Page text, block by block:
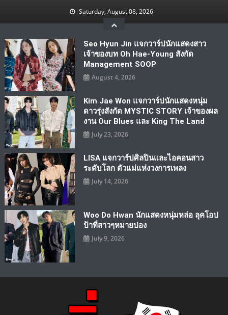
Saturday, August 08, 2026
Seo Hyun Jin แจกวาร์ปนักแสดงสาว
เจ้าของบท Oh Hae-Young สังกัด
Management SOOP
August 4, 2026
Kim Jae Won แจกวาร์ปนักแสดงหนุ่ม
ดาวรุ่งสังกัด MYSTIC STORY เจ้าของผล
งาน Our Blues และ King The Land
July 23, 2026
LISA แจกวาร์ปศิลปินและไอคอนสาว
ระดับโลก ตัวแม่แห่งวงการเพลง
July 14, 2026
Woo Do Hwan นักแสดงหนุ่มหล่อ ลุคโอป
ป้าที่สาวๆหมายปอง
July 9, 2026